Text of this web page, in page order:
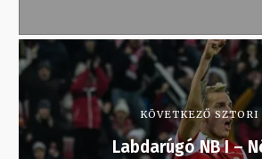
KÖVETKEZŐ SZTORI
Labdarúgó NB I –